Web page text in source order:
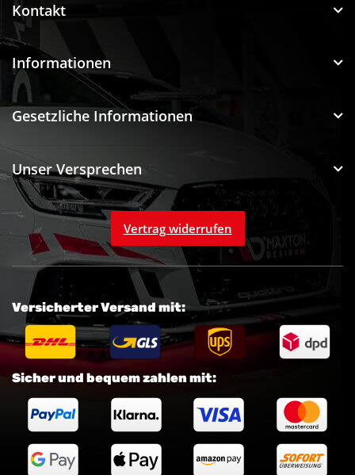
Kontakt
Informationen
Gesetzliche Informationen
Unser Versprechen
Vertrag widerrufen
Sicher und bequem zahlen mit:
Versicherter Versand mit: